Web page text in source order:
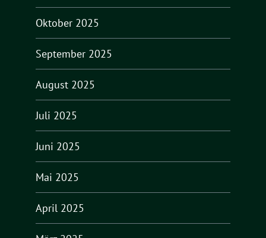
Oktober 2025
September 2025
August 2025
Juli 2025
Juni 2025
Mai 2025
April 2025